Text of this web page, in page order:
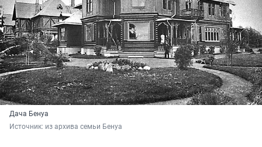
Дача Бенуа
Источник: из архива семьи Бенуа